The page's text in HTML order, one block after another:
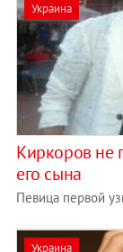
Украина
Киркоров не
его сына
Певица первой
Украина